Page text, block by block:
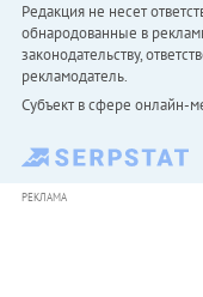
Редакция не несет
обнародованные в
законодательству,
рекламодатель.
Субъект в сфере онлайн-
РЕКЛАМА